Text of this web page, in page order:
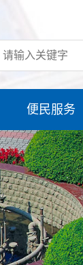
便民服务